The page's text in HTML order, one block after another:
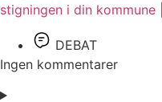
stigningen i din kommune
DEBAT
Ingen kommentarer